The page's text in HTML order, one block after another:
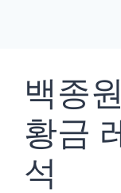
백종
황금
석